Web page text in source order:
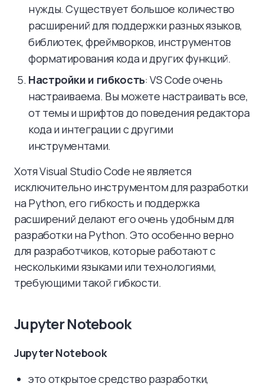
нужды. Существует большое количество
расширений для поддержки разных языков,
библиотек, фреймворков, инструментов
форматирования кода и других функций.
Настройки и гибкость: VS Code очень
настраиваема. Вы можете настраивать все,
от темы и шрифтов до поведения редактора
кода и интеграции с другими
инструментами.
Хотя Visual Studio Code не является
исключительно инструментом для разработки
на Python, его гибкость и поддержка
расширений делают его очень удобным для
разработки на Python. Это особенно верно
для разработчиков, которые работают с
несколькими языками или технологиями,
требующими такой гибкости.
Jupyter Notebook
Jupyter Notebook
это открытое средство разработки,